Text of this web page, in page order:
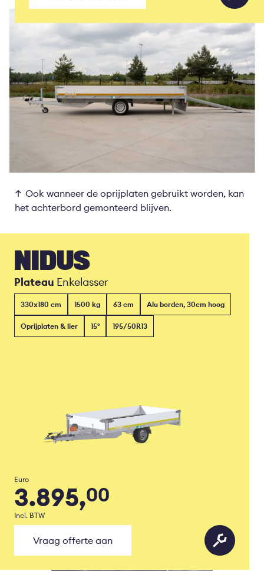
Ook wanneer de oprijplaten gebruikt worden, kan
het achterbord gemonteerd blijven.
NIDUS
Plateau Enkelasser
330x180 cm 1500 kg 63 cm Alu borden, 30cm hoog
Oprijplaten & lier 15° 195/50R13
Euro
3.895,00
Incl. BTW
Vraag offerte aan